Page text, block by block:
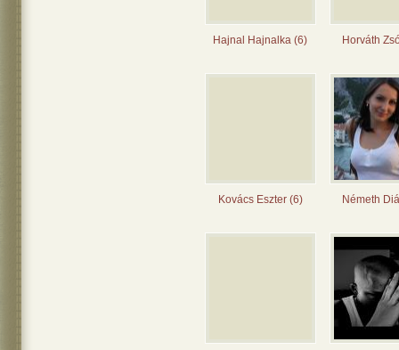
Hajnal Hajnalka (6) Horváth
Kovács Eszter (6) Németh